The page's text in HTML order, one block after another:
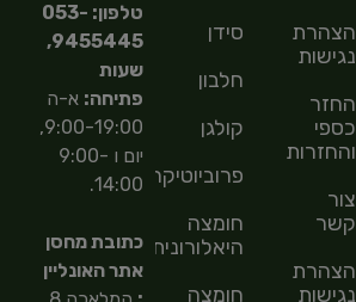
הצהרת
נגישות
החזר
כספי
והחזרות
צור
קשר
הצהרת
נגישות
סידן
חלבון
קולגן
פרוביוטיקה
חומצה
היאלורונית
חומצה
טלפון: 053-
9455445,
שעות
פתיחה: א-ה
9:00-19:00,
יום ו 9:00-
14:00.
כתובת מחסן
אתר האונליין